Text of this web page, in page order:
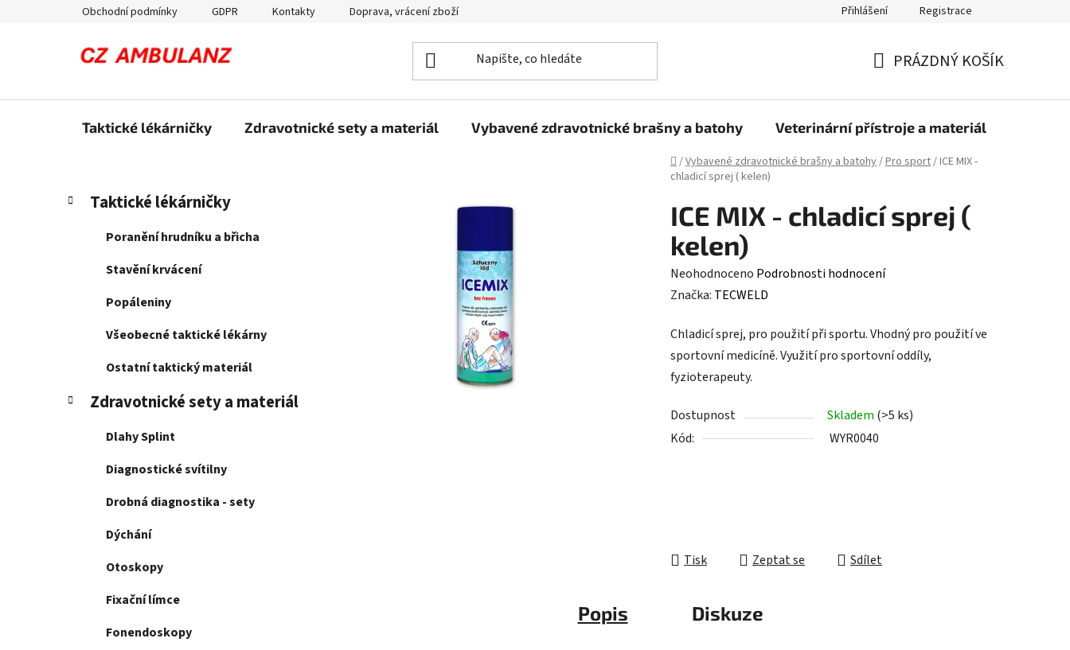
Obchodní podmínky GDPR Kontakty Doprava, vrácení zboží Přihlášení Registrace
KOŠÍK
PRÁZDNÝ KOŠÍK
Taktické lékárničky Zdravotnické sety a materiál Vybavené zdravotnické brašny a batohy Veterinární přístroje a materiál
Domů
/Vybavené zdravotnické brašny a batohy/Pro sport/ICE MIX -
chladicí sprej ( kelen)
P
a
Přeskočit
kategorie
K
a
Taktické lékárničky
Poranění hrudníku a břicha
Stavění krvácení
Popáleniny
Všeobecné taktické lékárny
Ostatní taktický materiál
Zdravotnické sety a materiál
Dlahy Splint
Diagnostické svítilny
Drobná diagnostika - sety
Dýchání
Otoskopy
Fixační límce
Fonendoskopy
ICE MIX - chladicí sprej (
kelen)
Průměrné
hodnocení
je
0,0
z
hvězdiček.
Neohodnoceno Podrobnosti hodnocení
Značka: TECWELD
Chladicí sprej, pro použití při sportu. Vhodný pro použití ve
sportovní medicíně. Využití pro sportovní oddíly,
fyzioterapeuty.
Dostupnost Skladem (>5 ks)
Kód:
WYR0040
Tisk Zeptat se Sdílet
Popis Diskuze